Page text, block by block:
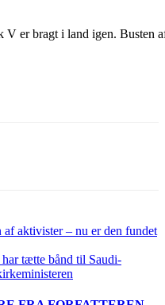
V er bragt i land igen.
af aktivister – nu er den fundet
tætte bånd til Saudi-